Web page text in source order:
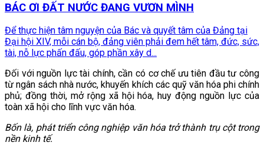
BÁC ƠI ĐẤT NƯỚC ĐANG VƯƠN MÌNH
Để thực hiện tâm nguyện của Bác và quyết tâm của Đảng tại
Đại hội XIV, mỗi cán bộ, đảng viên phải đem hết tâm, đức, sức,
tài, nỗ lực phấn đấu, góp phần xây d...
Đối với nguồn lực tài chính, cần có cơ chế ưu tiên đầu tư công
từ ngân sách nhà nước, khuyến khích các quỹ văn hóa phi chính
phủ; đồng thời, mở rộng xã hội hóa, huy động nguồn lực của
toàn xã hội cho lĩnh vực văn hóa.
Bốn là, phát triển công nghiệp văn hóa trở thành trụ cột trong
nền kinh tế.